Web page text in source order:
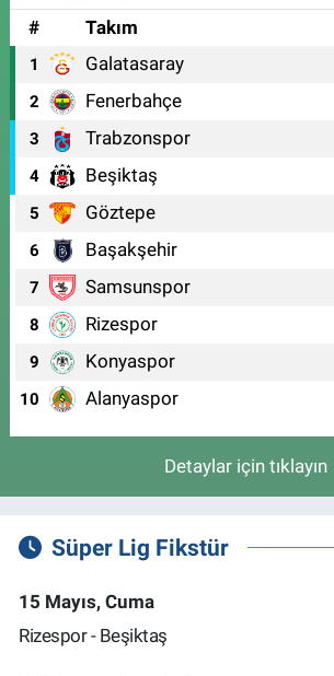
#
Takım
1 Galatasaray
2 Fenerbahçe
3 Trabzonspor
4 Beşiktaş
5 Göztepe
6 Başakşehir
7 Samsunspor
8 Rizespor
9 Konyaspor
10 Alanyaspor
Detaylar için tıklayın
Süper Lig Fikstür
15 Mayıs, Cuma
Rizespor - Beşiktaş